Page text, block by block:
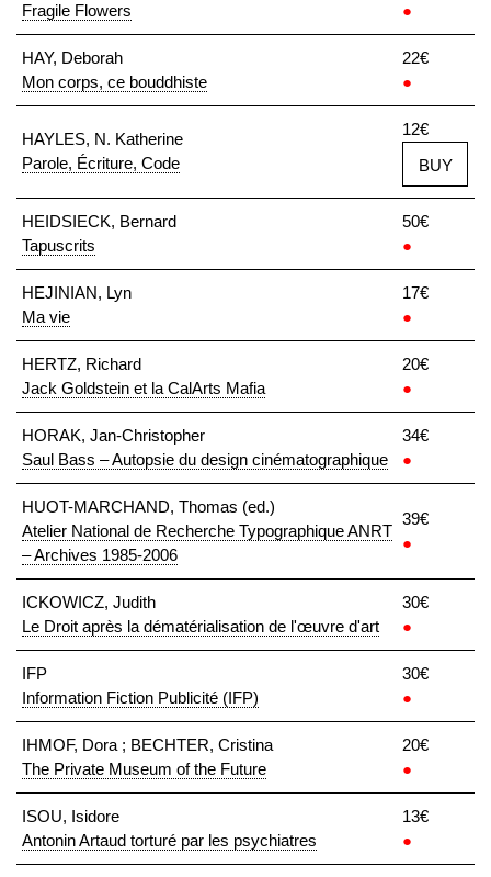
Fragile Flowers
●
HAY, Deborah
Mon corps, ce bouddhiste
22€
●
HAYLES, N. Katherine
Parole, Écriture, Code
12€
BUY
HEIDSIECK, Bernard
Tapuscrits
50€
●
HEJINIAN, Lyn
Ma vie
17€
●
HERTZ, Richard
Jack Goldstein et la CalArts Mafia
20€
●
HORAK, Jan-Christopher
Saul Bass – Autopsie du design cinématographique
34€
●
HUOT-MARCHAND, Thomas (ed.)
Atelier National de Recherche Typographique ANRT
– Archives 1985-2006
39€
●
ICKOWICZ, Judith
Le Droit après la dématérialisation de l'œuvre d'art
30€
●
IFP
Information Fiction Publicité (IFP)
30€
●
IHMOF, Dora ; BECHTER, Cristina
The Private Museum of the Future
20€
●
ISOU, Isidore
Antonin Artaud torturé par les psychiatres
13€
●